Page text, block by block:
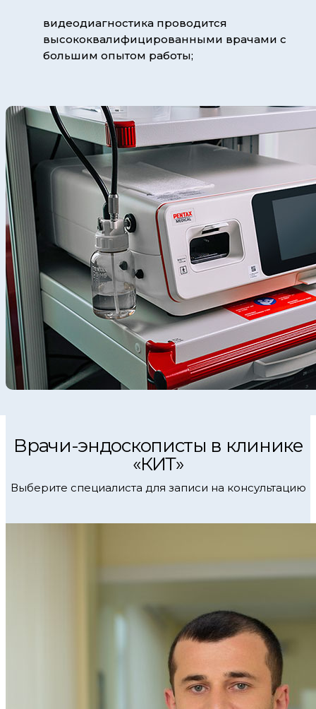
видеодиагностика проводится
высококвалифицированными врачами с
большим опытом работы;
Врачи-эндоскописты в клинике
«КИТ»
Выберите специалиста для записи на консультацию